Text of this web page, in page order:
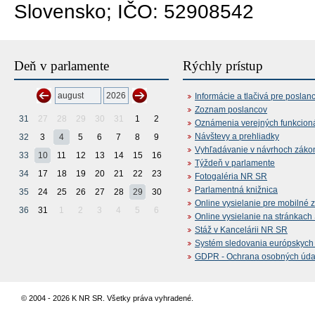
Slovensko; IČO: 52908542
Deň v parlamente
31 27 28 29 30 31 1
2
32
3 4 5 6 7 8
9
33
10 11 12 13 14 15
16
34
17 18 19 20 21 22
23
35
24 25 26 27 28 29
30
36
31 1 2 3 4 5 6
Rýchly prístup
Informácie a tlačivá pre
Zoznam poslancov
Oznámenia verejných
Návštevy a prehliadky
Vyhľadávanie v návrhoch
Týždeň v parlamente
Fotogaléria NR SR
Parlamentná knižnica
Online vysielanie pre mobilné
Online vysielanie na stránkach
Stáž v Kancelárii NR SR
Systém sledovania
GDPR - Ochrana osobných
© 2004 - 2026 K NR SR. Všetky práva vyhradené.